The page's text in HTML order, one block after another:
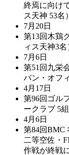
終焉に向け
ス天神 53
7月20日
第13回木鶏
ィス天神3
7月6日
第51回九栄
バン・オフ
4月17日
第96回ゴル
ークラブ 5
4月6日
第84回BMC
二等空佐・
作戦が終戦